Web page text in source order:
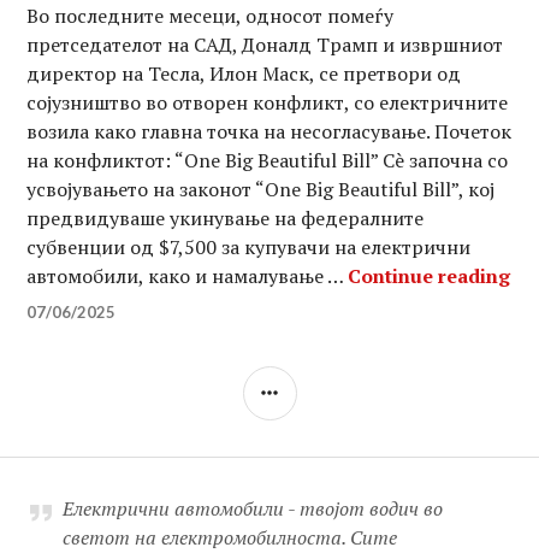
Во последните месеци, односот помеѓу
претседателот на САД, Доналд Трамп и извршниот
директор на Тесла, Илон Маск, се претвори од
сојузништво во отворен конфликт, со електричните
возила како главна точка на несогласување. Почеток
на конфликтот: “One Big Beautiful Bill” Сè започна со
усвојувањето на законот “One Big Beautiful Bill”, кој
предвидуваше укинување на федералните
субвенции од $7,500 за купувачи на електрични
автомобили, како и намалување … Continue reading
07/06/2025
SIDEBAR
Електрични автомобили - твојот водич во
светот на електромобилноста. Сите